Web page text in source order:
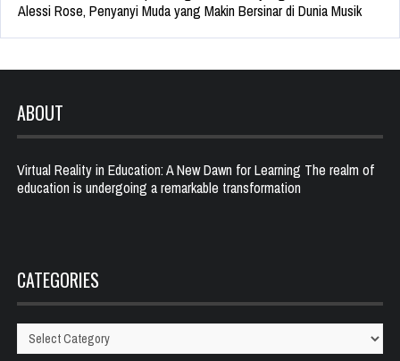
Alessi Rose, Penyanyi Muda yang Makin Bersinar di Dunia Musik
ABOUT
Virtual Reality in Education: A New Dawn for Learning The realm of
education is undergoing a remarkable transformation
CATEGORIES
Categories